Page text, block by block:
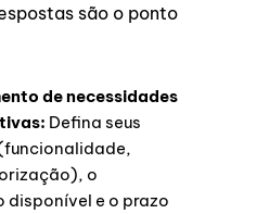
são o ponto
de necessidades
Defina seus
o
disponível e o prazo